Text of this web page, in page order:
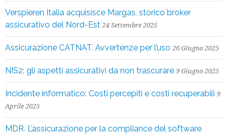
Verspieren Italia acquisisce Margas, storico broker
assicurativo del Nord-Est 24 Settembre 2025
Assicurazione CATNAT. Avvertenze per l’uso 26 Giugno 2025
NIS2: gli aspetti assicurativi da non trascurare 9 Giugno 2025
Incidente informatico: Costi percepiti e costi recuperabili 9
Aprile 2025
MDR. L’assicurazione per la compliance del software